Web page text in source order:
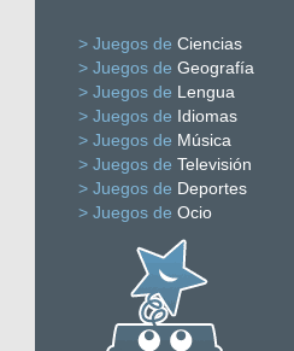
> Juegos de Ciencias
> Juegos de Geografía
> Juegos de Lengua
> Juegos de Idiomas
> Juegos de Música
> Juegos de Televisión
> Juegos de Deportes
> Juegos de Ocio